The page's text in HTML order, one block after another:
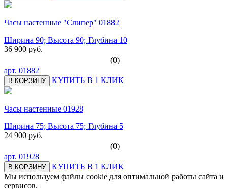
Часы настенные "Слипер" 01882
Ширина 90; Высота 90; Глубина 10
36 900 руб.
(0)
арт. 01882
В КОРЗИНУ КУПИТЬ В 1 КЛИК
Часы настенные 01928
Ширина 75; Высота 75; Глубина 5
24 900 руб.
(0)
арт. 01928
В КОРЗИНУ
КУПИТЬ В 1 КЛИК
Мы используем файлы cookie для оптимальной работы сайта и
сервисов.